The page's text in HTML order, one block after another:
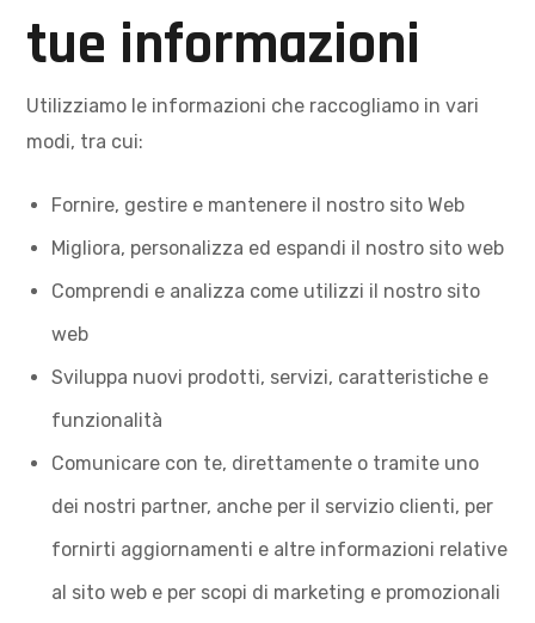
tue informazioni
Utilizziamo le informazioni che raccogliamo in vari
modi, tra cui:
Fornire, gestire e mantenere il nostro sito Web
Migliora, personalizza ed espandi il nostro sito web
Comprendi e analizza come utilizzi il nostro sito
web
Sviluppa nuovi prodotti, servizi, caratteristiche e
funzionalità
Comunicare con te, direttamente o tramite uno
dei nostri partner, anche per il servizio clienti, per
fornirti aggiornamenti e altre informazioni relative
al sito web e per scopi di marketing e promozionali